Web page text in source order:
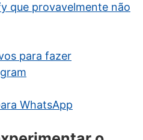
que provavelmente não
para fazer
WhatsApp